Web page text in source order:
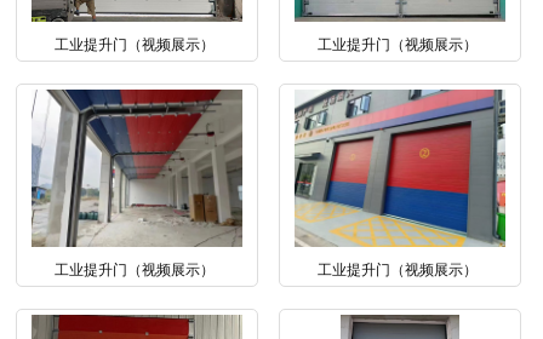
工业提升门（视频展示） 工业提升门（视频展示）
工业提升门（视频展示） 工业提升门（视频展示）